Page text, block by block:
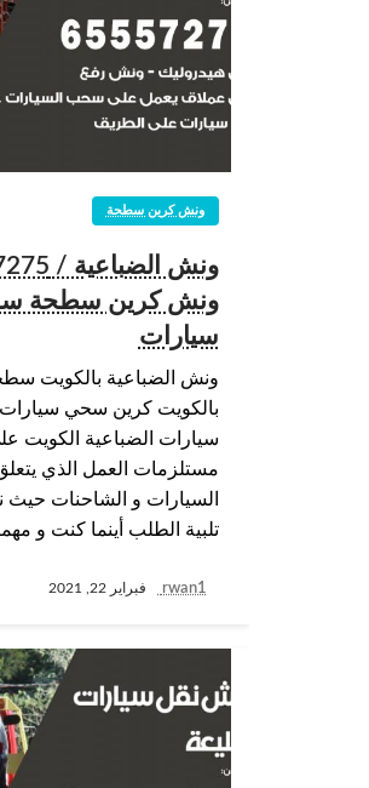
ونش كرين سطحة
ونش كرين سطحة
سيارات
ونش الضباعية بالكويت
بالكويت كرين سحي
سيارات الضباعية الكويت
مستلزمات العمل الذي
السيارات و الشاحنات حيث
تلبية الطلب أينما كنت و
rwan1 فبراير 22, 2021